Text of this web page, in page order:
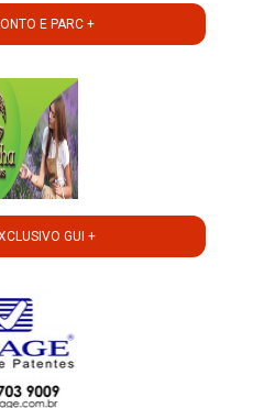
E PARC +
GUI +